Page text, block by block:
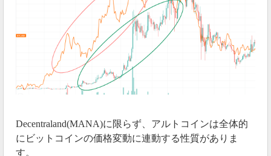
Decentraland(MANA)に限らず、アルトコインは全体的
にビットコインの価格変動に連動する性質がありま
す。